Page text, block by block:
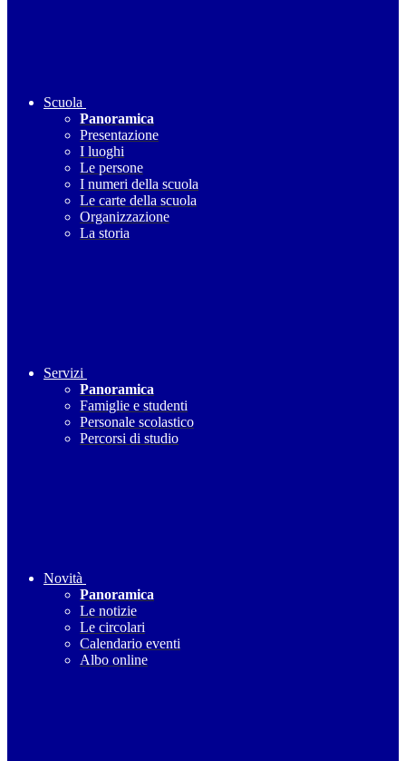
Scuola
Panoramica
Presentazione
I luoghi
Le persone
I numeri della scuola
Le carte della scuola
Organizzazione
La storia
Servizi
Panoramica
Famiglie e studenti
Personale scolastico
Percorsi di studio
Novità
Panoramica
Le notizie
Le circolari
Calendario eventi
Albo online